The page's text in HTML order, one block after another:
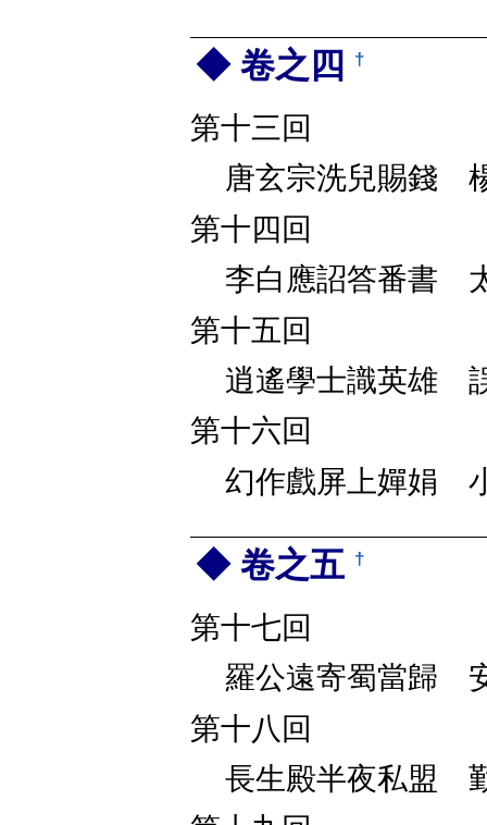
卷之四 †
第十三回
唐玄宗洗兒賜錢
第十四回
李白應詔答番書
第十五回
逍遙學士識英雄
第十六回
幻作戲屏上嬋娟
卷之五 †
第十七回
羅公遠寄蜀當歸
第十八回
長生殿半夜私盟